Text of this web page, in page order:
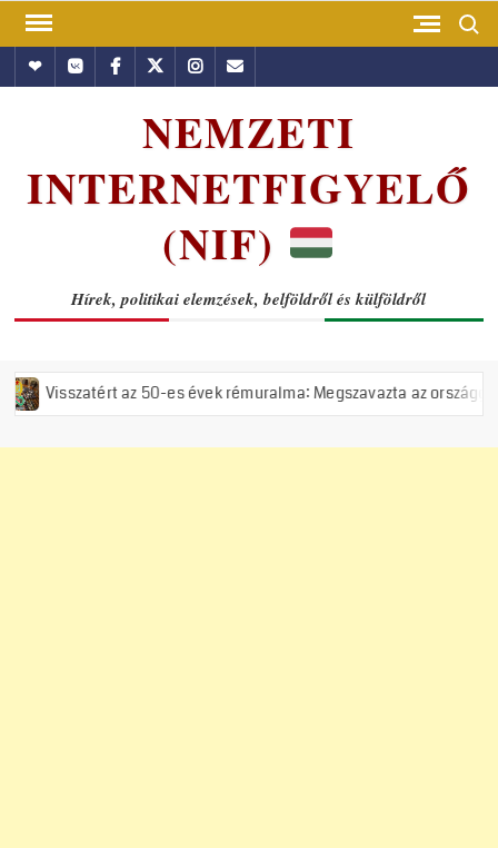
Skip
contentHundubVkontakte
Facebook
TwitterInstagram
Email
NEMZETI
INTERNETFIGYELŐ
(NIF)
Hírek, politikai elemzések, belföldről és külföldről
50-es évek rémuralma: Megszavazta az országgyűlés a tiszás ÁVH